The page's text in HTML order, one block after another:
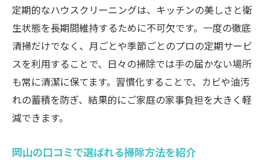
定期的なハウスクリーニングは、キッチンの美しさと衛
生状態を長期間維持するために不可欠です。一度の徹底
清掃だけでなく、月ごとや季節ごとのプロの定期サービ
スを利用することで、日々の掃除では手の届かない場所
も常に清潔に保てます。習慣化することで、カビや油汚
れの蓄積を防ぎ、結果的にご家庭の家事負担を大きく軽
減できます。
岡山の口コミで選ばれる掃除方法を紹介